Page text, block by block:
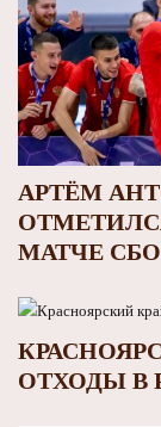
АРТЁМ
МАТЧЕ
ОТХОДЫ В